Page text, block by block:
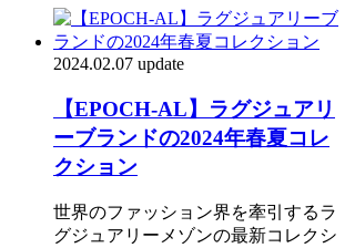
2024.02.07 update
【EPOCH-AL】ラグジュアリ
ーブランドの2024年春夏コレ
クション
世界のファッション界を牽引するラ
グジュアリーメゾンの最新コレクシ